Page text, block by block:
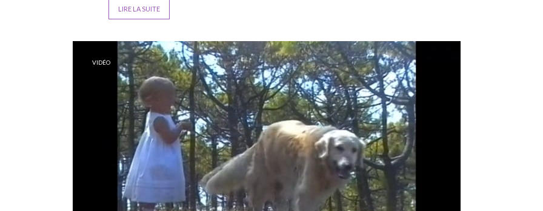
LIRE LA SUITE
VIDÉO